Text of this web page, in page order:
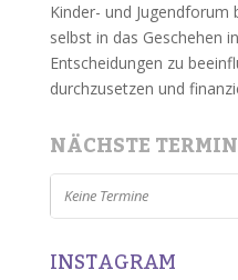
Kinder- und
selbst in das Geschehen
Entscheidungen zu
durchzusetzen und
NÄCHSTE
Keine Termine
INSTAGRAM